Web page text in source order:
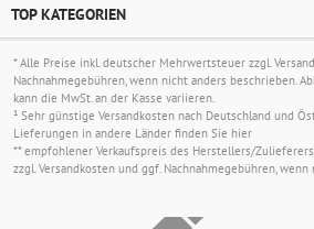
TOP KATEGORIEN
* Alle Preise inkl. deutscher Mehrwertsteuer zzgl.
Nachnahmegebühren, wenn nicht anders beschrieben.
kann die MwSt. an der Kasse variieren.
¹ Sehr günstige Versandkosten nach Deutschland und
Lieferungen in andere Länder finden Sie hier
** empfohlener Verkaufspreis des Herstellers/
zzgl.Versandkosten und ggf. Nachnahmegebühren,